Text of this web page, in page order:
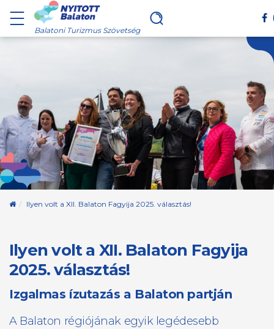
Balatoni Turizmus Szövetség
Kezdőoldal
Ilyen volt a XII. Balaton Fagyija 2025. választás!
Ilyen volt a XII. Balaton Fagyija
2025. választás!
Izgalmas ízutazás a Balaton partján
A Balaton régiójának egyik legédesebb